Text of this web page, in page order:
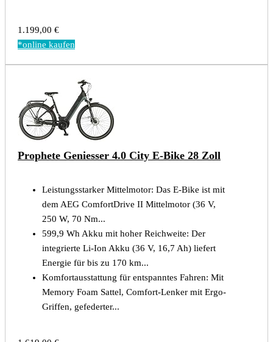
1.199,00 €
*online kaufen
Prophete Geniesser 4.0 City E-Bike 28 Zoll
Leistungsstarker Mittelmotor: Das E-Bike ist mit
dem AEG ComfortDrive II Mittelmotor (36 V,
250 W, 70 Nm...
599,9 Wh Akku mit hoher Reichweite: Der
integrierte Li-Ion Akku (36 V, 16,7 Ah) liefert
Energie für bis zu 170 km...
Komfortausstattung für entspanntes Fahren: Mit
Memory Foam Sattel, Comfort-Lenker mit Ergo-
Griffen, gefederter...